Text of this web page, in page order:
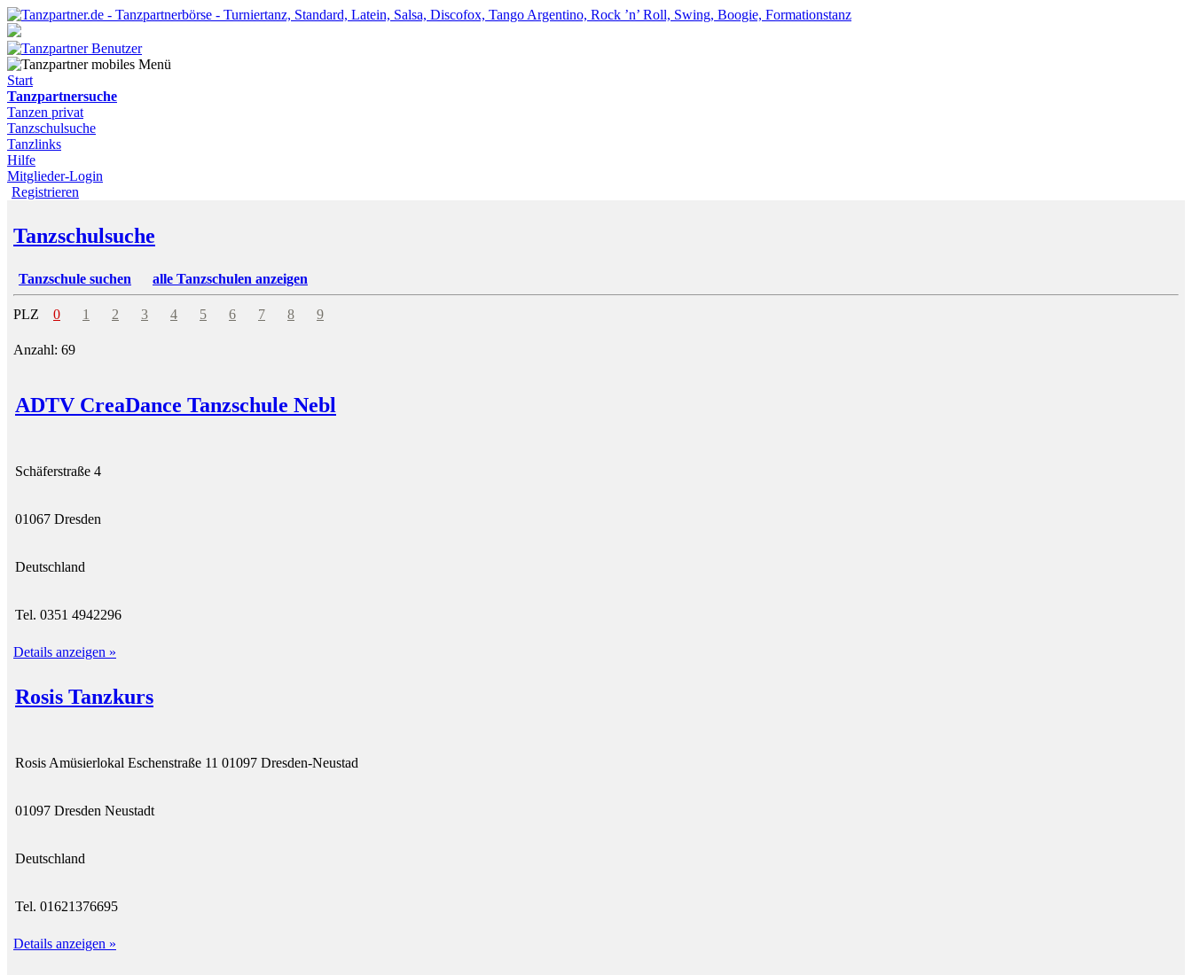
Start
Tanzpartnersuche
Tanzen privat
Tanzschulsuche
Tanzlinks
Hilfe
Mitglieder-Login
Registrieren
Tanzschulsuche
Tanzschule suchen alle Tanzschulen anzeigen
PLZ 0 1 2 3 4 5 6 7 8 9
Anzahl: 69
ADTV CreaDance Tanzschule Nebl
Schäferstraße 4
01067 Dresden
Deutschland
Tel. 0351 4942296
Details anzeigen »
Rosis Tanzkurs
Rosis Amüsierlokal Eschenstraße 11 01097 Dresden-Neustad
01097 Dresden Neustadt
Deutschland
Tel. 01621376695
Details anzeigen »